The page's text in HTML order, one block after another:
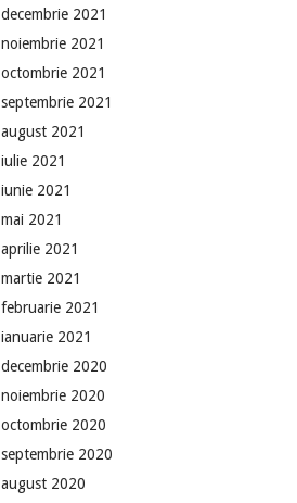
decembrie 2021
noiembrie 2021
octombrie 2021
septembrie 2021
august 2021
iulie 2021
iunie 2021
mai 2021
aprilie 2021
martie 2021
februarie 2021
ianuarie 2021
decembrie 2020
noiembrie 2020
octombrie 2020
septembrie 2020
august 2020